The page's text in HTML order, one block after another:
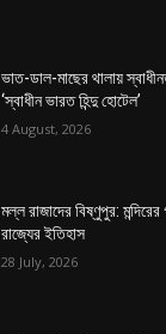
ভাত-ডাল-মাছের থালায়
‘স্বাধীন ভারত হিন্দু হোটেল’
4 August, 2026
মল্ল রাজাদের বিষ্ণুপুর:
রাজ্যের ইতিহাস
28 July, 2026